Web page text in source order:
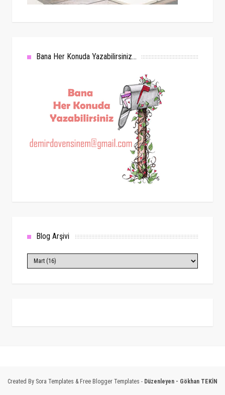
Bana Her Konuda Yazabilirsiniz...
Blog Arşivi
Created By Sora Templates & Free Blogger Templates - Düzenleyen - Gökhan TEKİN